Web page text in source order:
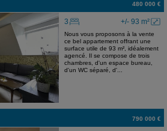
480 000 €
+/- 93 m²
3
Nous vous proposons à la vente
ce bel appartement offrant une
surface utile de 93 m², idéalement
agencé. Il se compose de trois
chambres, d'un espace bureau,
d'un WC séparé, d'...
790 000 €